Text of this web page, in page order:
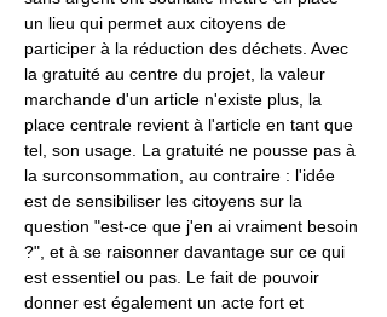
un lieu qui permet aux citoyens de
participer à la réduction des déchets. Avec
la gratuité au centre du projet, la valeur
marchande d'un article n'existe plus, la
place centrale revient à l'article en tant que
tel, son usage. La gratuité ne pousse pas à
la surconsommation, au contraire : l'idée
est de sensibiliser les citoyens sur la
question "est-ce que j'en ai vraiment besoin
?", et à se raisonner davantage sur ce qui
est essentiel ou pas. Le fait de pouvoir
donner est également un acte fort et